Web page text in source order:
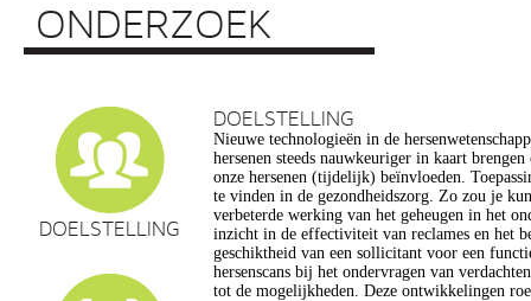
ONDERZOEK
DOELSTELLING
DOELSTELLING
Nieuwe technologieën in de
hersenen steeds nauwkeuriger in kaart
onze hersenen (tijdelijk) beïnvloeden.
te vinden in de gezondheidszorg. Zo zou je
verbeterde werking van het geheugen in het
inzicht in de effectiviteit van reclames en het
geschiktheid van een sollicitant voor een
hersenscans bij het ondervragen van
tot de mogelijkheden. Deze ontwikkelingen
vragen op, onder meer op het gebied van de
privacy, gelijkheid, stigmatisering),
en veranderingen in ons normen en waarden
commerciële toepassing van een aantal van
een extra reden voor zorg. Het doel van dit
maatschappelijk verantwoorde ontwikkeling van
de hersenwetenschappen te realiseren,